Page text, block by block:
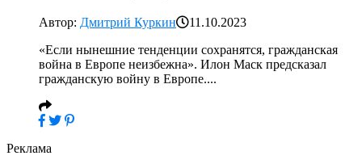
Автор: Дмитрий Куркин
11.10.2023
«Если нынешние тенденции сохранятся, гражданская
война в Европе неизбежна». Илон Маск предсказал
гражданскую войну в Европе....
Реклама